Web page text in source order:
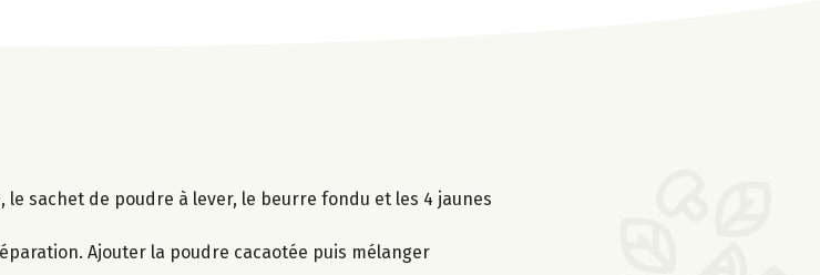
sachet de poudre à lever, le beurre fondu et les 4 jaunes
Ajouter la poudre cacaotée puis mélanger